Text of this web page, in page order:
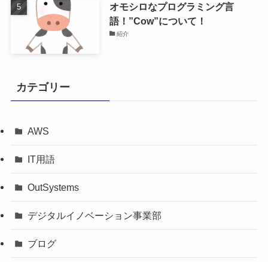
オモシロなプログラミング言
語！”Cow”について！
紹介
カテゴリー
AWS
IT用語
OutSystems
デジタルイノベーション事業部
ブログ